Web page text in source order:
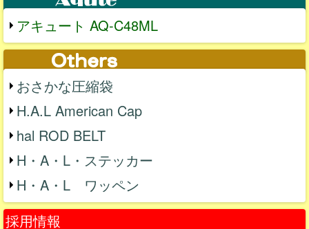
アキュート AQ-C48ML
おさかな圧縮袋
H.A.L American Cap
hal ROD BELT
H・A・L・ステッカー
H・A・L ワッペン
採用情報